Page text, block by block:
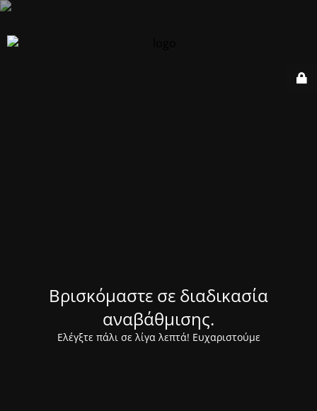
Βρισκόμαστε σε διαδικασία
αναβάθμισης.
Ελέγξτε πάλι σε λίγα λεπτά! Ευχαριστούμε